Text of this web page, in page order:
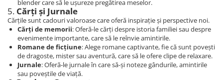
blender care să le ușureze pregătirea meselor.
5. Cărți și Jurnale
Cărțile sunt cadouri valoroase care oferă inspirație și perspective noi.
Cărți de memorii: Oferă-le cărți despre istoria familiei sau despre
evenimente importante, care să le reînvie amintirile.
Romane de ficțiune: Alege romane captivante, fie că sunt povești
de dragoste, mister sau aventură, care să le ofere clipe de relaxare.
Jurnale: Oferă-le jurnale în care să-și noteze gândurile, amintirile
sau poveștile de viață.